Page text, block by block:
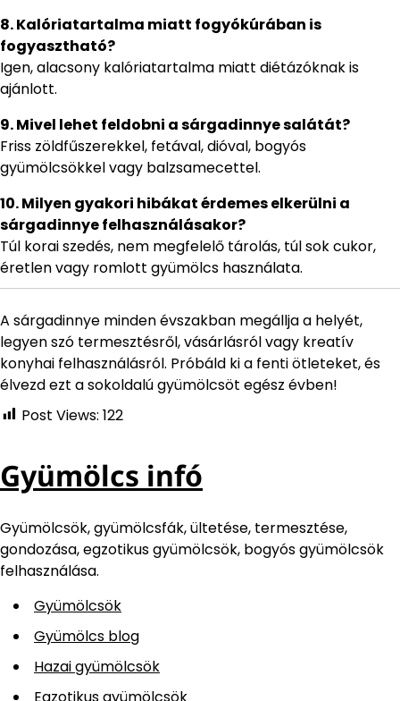
8. Kalóriatartalma miatt fogyókúrában is
fogyasztható?
Igen, alacsony kalóriatartalma miatt diétázóknak is
ajánlott.
9. Mivel lehet feldobni a sárgadinnye salátát?
Friss zöldfűszerekkel, fetával, dióval, bogyós
gyümölcsökkel vagy balzsamecettel.
10. Milyen gyakori hibákat érdemes elkerülni a
sárgadinnye felhasználásakor?
Túl korai szedés, nem megfelelő tárolás, túl sok cukor,
éretlen vagy romlott gyümölcs használata.
A sárgadinnye minden évszakban megállja a helyét,
legyen szó termesztésről, vásárlásról vagy kreatív
konyhai felhasználásról. Próbáld ki a fenti ötleteket, és
élvezd ezt a sokoldalú gyümölcsöt egész évben!
Post Views: 122
Gyümölcs infó
Gyümölcsök, gyümölcsfák, ültetése, termesztése,
gondozása, egzotikus gyümölcsök, bogyós gyümölcsök
felhasználása.
Gyümölcsök
Gyümölcs blog
Hazai gyümölcsök
Egzotikus gyümölcsök